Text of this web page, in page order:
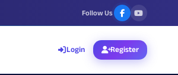
Follow Us
Login Register